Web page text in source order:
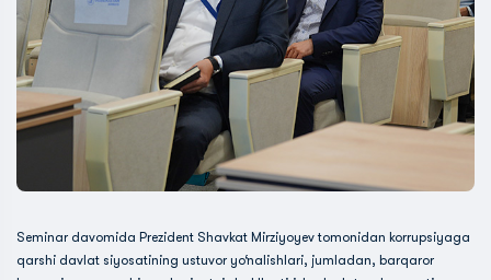
Seminar davomida Prezident Shavkat Mirziyoyev tomonidan korrupsiyaga
qarshi davlat siyosatining ustuvor yo‘nalishlari, jumladan, barqaror